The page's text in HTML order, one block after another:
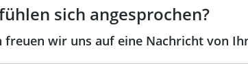
sich angesprochen?
freuen wir uns auf eine Nachricht von